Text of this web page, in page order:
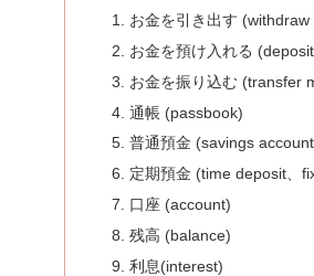
お金を引き出す (withdraw
お金を預け入れる
お金を振り込む (transfer
通帳 (passbook)
普通預金 (savings
定期預金 (time deposit、
口座 (account)
残高 (balance)
利息(interest)